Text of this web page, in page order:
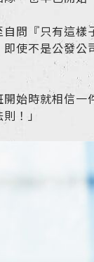
自問『只有這
使不是公發
始時就相信
！」